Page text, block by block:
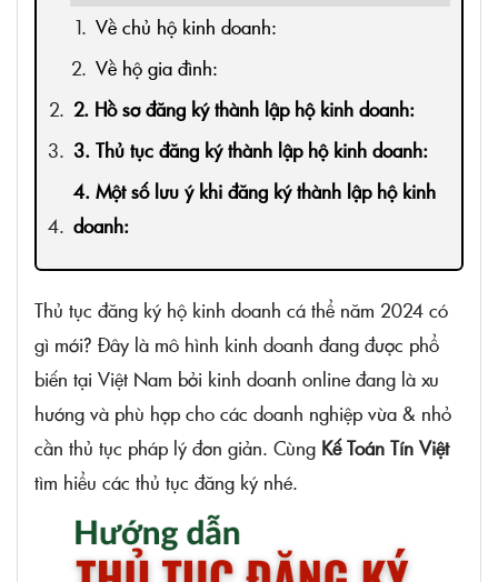
Về chủ hộ kinh doanh:
Về hộ gia đình:
2. Hồ sơ đăng ký thành lập hộ kinh doanh:
3. Thủ tục đăng ký thành lập hộ kinh doanh:
4. Một số lưu ý khi đăng ký thành lập hộ kinh
doanh:
Thủ tục đăng ký hộ kinh doanh cá thể năm 2024 có
gì mới? Đây là mô hình kinh doanh đang được phổ
biến tại Việt Nam bởi kinh doanh online đang là xu
hướng và phù hợp cho các doanh nghiệp vừa & nhỏ
cần thủ tục pháp lý đơn giản. Cùng Kế Toán Tín Việt
tìm hiểu các thủ tục đăng ký nhé.